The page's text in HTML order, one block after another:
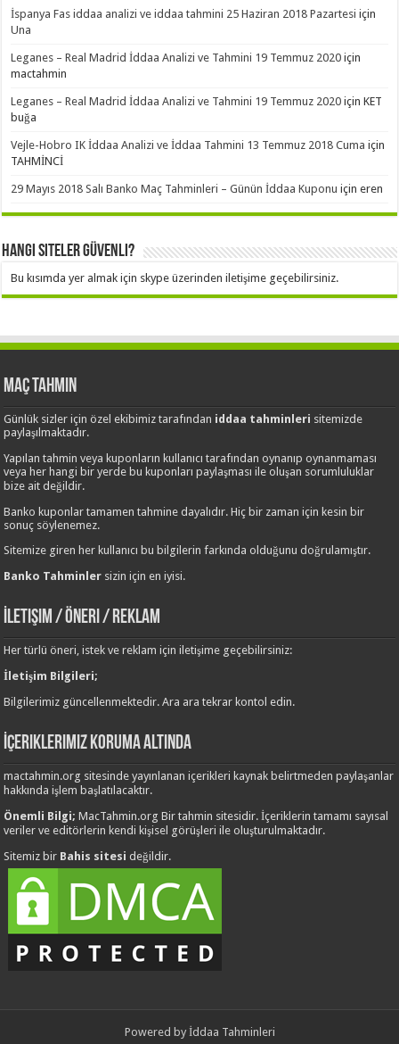
İspanya Fas iddaa analizi ve iddaa tahmini 25 Haziran 2018 Pazartesi için
Una
Leganes – Real Madrid İddaa Analizi ve Tahmini 19 Temmuz 2020 için
mactahmin
Leganes – Real Madrid İddaa Analizi ve Tahmini 19 Temmuz 2020 içinKET
buğa
Vejle-Hobro IK İddaa Analizi ve İddaa Tahmini 13 Temmuz 2018 Cuma için
TAHMİNCİ
29 Mayıs 2018 Salı Banko Maç Tahminleri – Günün İddaa Kuponu içineren
Hangi Siteler Güvenli?
Bu kısımda yer almak için skype üzerinden iletişime geçebilirsiniz.
Maç Tahmin
Günlük sizler için özel ekibimiz tarafından iddaa tahminleri sitemizde
paylaşılmaktadır.
Yapılan tahmin veya kuponların kullanıcı tarafından oynanıp oynanmaması
veya her hangi bir yerde bu kuponları paylaşması ile oluşan sorumluluklar
bize ait değildir.
Banko kuponlar tamamen tahmine dayalıdır. Hiç bir zaman için kesin bir
sonuç söylenemez.
Sitemize giren her kullanıcı bu bilgilerin farkında olduğunu doğrulamıştır.
Banko Tahminler sizin için en iyisi.
İletişim / Öneri / Reklam
Her türlü öneri, istek ve reklam için iletişime geçebilirsiniz:
İletişim Bilgileri;
Bilgilerimiz güncellenmektedir. Ara ara tekrar kontol edin.
İçeriklerimiz Koruma Altında
mactahmin.org sitesinde yayınlanan içerikleri kaynak belirtmeden paylaşanlar
hakkında işlem başlatılacaktır.
Önemli Bilgi;MacTahmin.org Bir tahmin sitesidir. İçeriklerin tamamı sayısal
veriler ve editörlerin kendi kişisel görüşleri ile oluşturulmaktadır.
Sitemiz bir Bahis sitesi değildir.
Powered by İddaa Tahminleri